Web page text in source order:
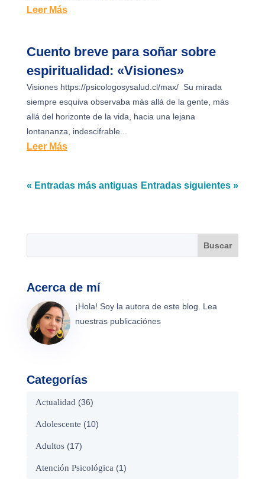
Acerca de mí
¡Hola! Soy la autora de este blog. Lea
nuestras publicaciónes
Categorías
Actualidad (36)
Adolescente (10)
Adultos(17)
Atención Psicológica(1)
Leer Más
Cuento breve para soñar sobre
espiritualidad: «Visiones»
Visiones https://psicologosysalud.cl/max/ Su mirada
siempre esquiva observaba más allá de la gente, más
allá del horizonte de la vida, hacia una lejana
lontananza, indescifrable...
Leer Más
« Entradas más antiguas Entradas siguientes »